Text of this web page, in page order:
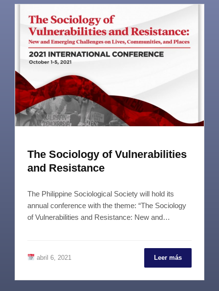
The Sociology of Vulnerabilities
and Resistance
The Philippine Sociological Society will hold its
annual conference with the theme: “The Sociology
of Vulnerabilities and Resistance: New and…
abril 6, 2021 Leer más